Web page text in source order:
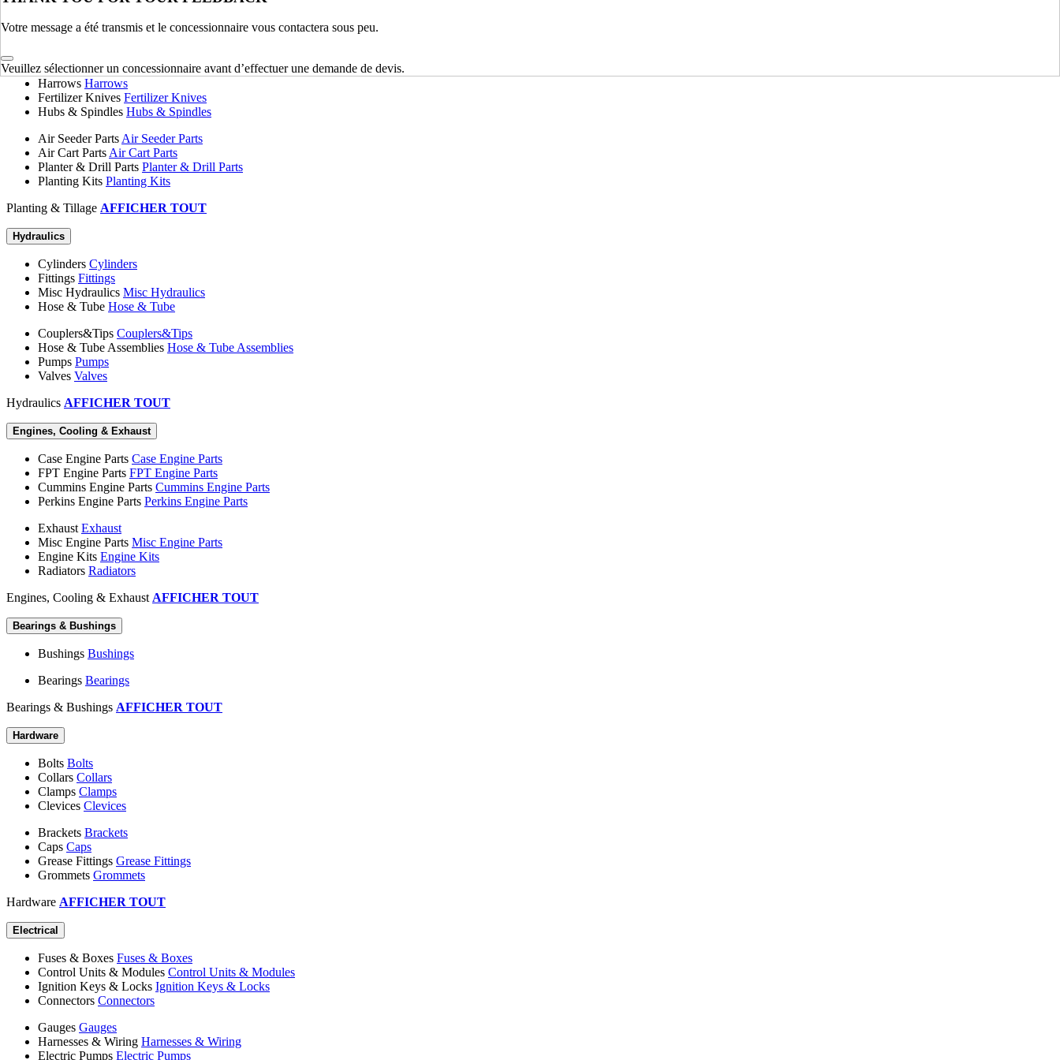
Votre message a été transmis et le concessionnaire vous contactera sous peu.
Veuillez sélectionner un concessionnaire avant d’effectuer une demande de devis.
Disk Blades Disk Blades
Harrows Harrows
Fertilizer Knives Fertilizer Knives
Hubs & Spindles Hubs & Spindles
Air Seeder Parts Air Seeder Parts
Air Cart Parts Air Cart Parts
Planter & Drill Parts Planter & Drill Parts
Planting Kits Planting Kits
Planting & Tillage AFFICHER TOUT
Hydraulics
Cylinders Cylinders
Fittings Fittings
Misc Hydraulics Misc Hydraulics
Hose & Tube Hose & Tube
Couplers&Tips Couplers&Tips
Hose & Tube Assemblies Hose & Tube Assemblies
Pumps Pumps
Valves Valves
Hydraulics AFFICHER TOUT
Engines, Cooling & Exhaust
Case Engine Parts Case Engine Parts
FPT Engine Parts FPT Engine Parts
Cummins Engine Parts Cummins Engine Parts
Perkins Engine Parts Perkins Engine Parts
Exhaust Exhaust
Misc Engine Parts Misc Engine Parts
Engine Kits Engine Kits
Radiators Radiators
Engines, Cooling & Exhaust AFFICHER TOUT
Bearings & Bushings
Bushings Bushings
Bearings Bearings
Bearings & Bushings AFFICHER TOUT
Hardware
Bolts Bolts
Collars Collars
Clamps Clamps
Clevices Clevices
Brackets Brackets
Caps Caps
Grease Fittings Grease Fittings
Grommets Grommets
Hardware AFFICHER TOUT
Electrical
Fuses & Boxes Fuses & Boxes
Control Units & Modules Control Units & Modules
Ignition Keys & Locks Ignition Keys & Locks
Connectors Connectors
Gauges Gauges
Harnesses & Wiring Harnesses & Wiring
Electric Pumps Electric Pumps